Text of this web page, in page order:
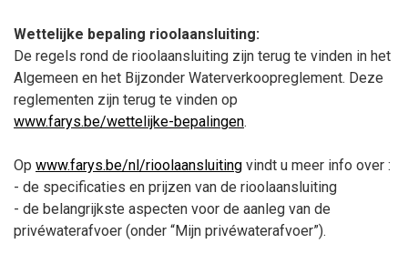
Wettelijke bepaling rioolaansluiting:
De regels rond de rioolaansluiting zijn terug te vinden in het
Algemeen en het Bijzonder Waterverkoopreglement. Deze
reglementen zijn terug te vinden op
www.farys.be/wettelijke-bepalingen.
Op www.farys.be/nl/rioolaansluiting vindt u meer info over :
- de specificaties en prijzen van de rioolaansluiting
- de belangrijkste aspecten voor de aanleg van de
privéwaterafvoer (onder “Mijn privéwaterafvoer”).